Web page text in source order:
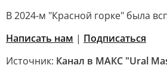
В 2024-м "Красной горке" была
Написать нам | Подписаться
Источник: Канал в МАКС "Ural